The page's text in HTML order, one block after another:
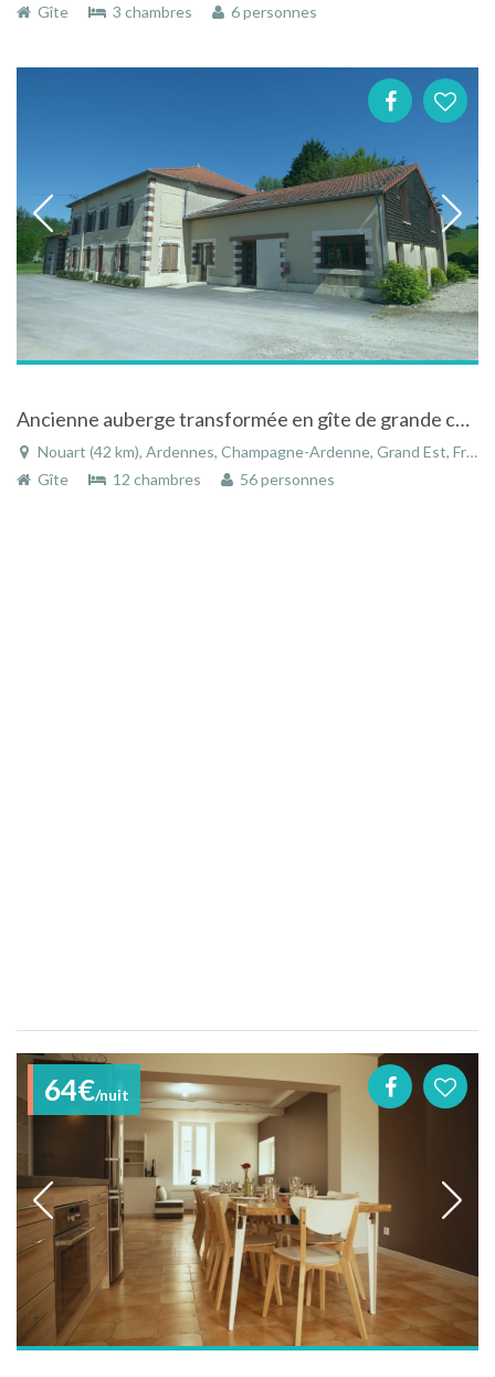
Gîte
3 chambres 6 personnes
Ancienne auberge transformée en gîte de grande capacité
Nouart (42 km), Ardennes, Champagne-Ardenne, Grand Est, France
Gîte
12 chambres 56 personnes
64€/nuit